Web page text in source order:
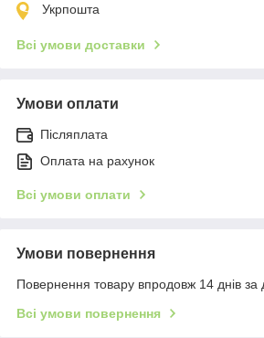
Укрпошта
Всі умови доставки
Умови оплати
Післяплата
Оплата на рахунок
Всі умови оплати
Умови повернення
Повернення товару впродовж 14 днів за
Всі умови повернення